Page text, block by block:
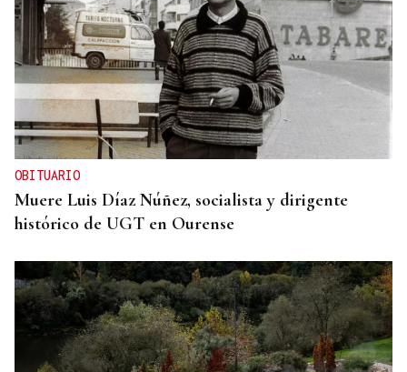
OBITUARIO
Muere Luis Díaz Núñez, socialista y dirigente
histórico de UGT en Ourense